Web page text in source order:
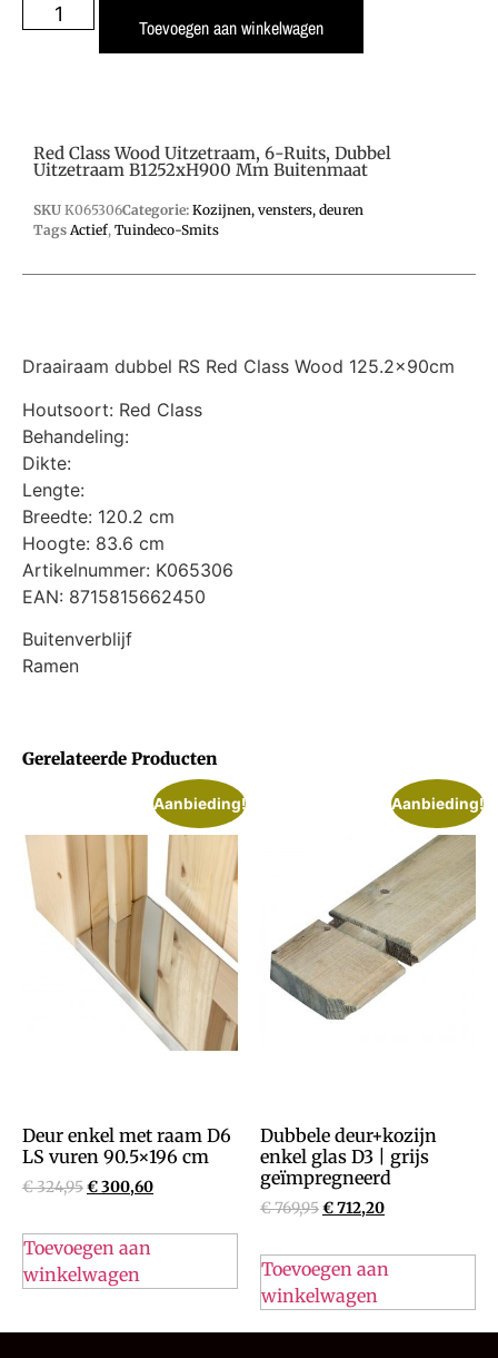
Toevoegen aan winkelwagen
Gerelateerde Producten
Aanbieding!
Deur enkel met raam D6
LS vuren 90.5×196 cm
€324,95€300,60
Toevoegen aan
winkelwagen
Aanbieding!
Dubbele deur+kozijn
enkel glas D3 | grijs
geïmpregneerd
€769,95€712,20
Toevoegen aan
winkelwagen
Red Class Wood Uitzetraam, 6-Ruits, Dubbel
Uitzetraam B1252xH900 Mm Buitenmaat
SKU K065306Categorie: Kozijnen, vensters, deuren
Tags Actief, Tuindeco-Smits
Draairaam dubbel RS Red Class Wood 125.2x90cm
Houtsoort: Red Class
Behandeling:
Dikte:
Lengte:
Breedte: 120.2 cm
Hoogte: 83.6 cm
Artikelnummer: K065306
EAN: 8715815662450
Buitenverblijf
Ramen